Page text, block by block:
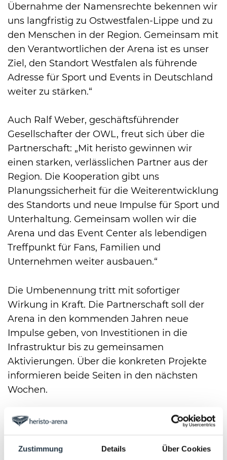
Zustimmung Details Über Cookies
Übernahme der Namensrechte bekennen wir
uns langfristig zu Ostwestfalen-Lippe und zu
den Menschen in der Region. Gemeinsam mit
den Verantwortlichen der Arena ist es unser
Ziel, den Standort Westfalen als führende
Adresse für Sport und Events in Deutschland
weiter zu stärken.“
Auch Ralf Weber, geschäftsführender
Gesellschafter der OWL, freut sich über die
Partnerschaft: „Mit heristo gewinnen wir
einen starken, verlässlichen Partner aus der
Region. Die Kooperation gibt uns
Planungssicherheit für die Weiterentwicklung
des Standorts und neue Impulse für Sport und
Unterhaltung. Gemeinsam wollen wir die
Arena und das Event Center als lebendigen
Treffpunkt für Fans, Familien und
Unternehmen weiter ausbauen.“
Die Umbenennung tritt mit sofortiger
Wirkung in Kraft. Die Partnerschaft soll der
Arena in den kommenden Jahren neue
Impulse geben, von Investitionen in die
Infrastruktur bis zu gemeinsamen
Aktivierungen. Über die konkreten Projekte
informieren beide Seiten in den nächsten
Wochen.
Über die heristo ag